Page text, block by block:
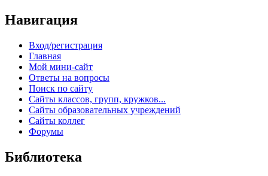
Навигация
Вход/регистрация
Главная
Мой мини-сайт
Ответы на вопросы
Поиск по сайту
Сайты классов, групп, кружков...
Сайты образовательных учреждений
Сайты коллег
Форумы
Библиотека